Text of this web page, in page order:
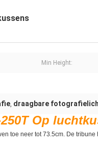
Min Height:
, draagbare
Op
toe neer tot 73.5cm. De